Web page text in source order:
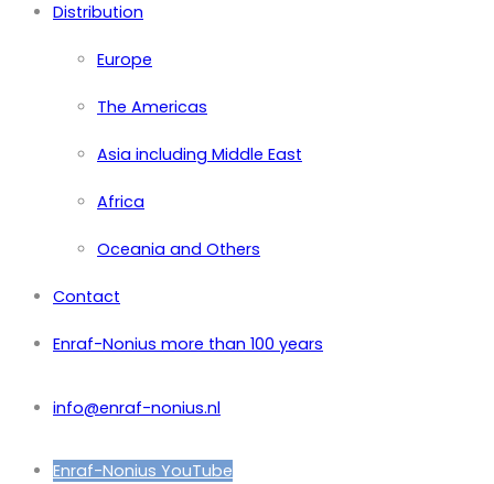
Distribution
Europe
The Americas
Asia including Middle East
Africa
Oceania and Others
Contact
Enraf-Nonius more than 100 years
info@enraf-nonius.nl
Enraf-Nonius YouTube